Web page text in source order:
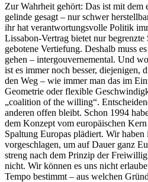
Zur Wahrheit gehört: Das ist mit dem
gelinde gesagt – nur schwer
ihr hat verantwortungsvolle Politik
Lissabon-Vertrag bietet nur
gebotene Vertiefung. Deshalb muss
gehen – intergouvernemental. Und
ist es immer noch besser, diejenigen,
den Weg – wie immer man das im
Geometrie oder flexible
„coalition of the willing“.
anderen offen bleibt. Schon 1994
dem Konzept vom europäischen
Spaltung Europas plädiert. Wir
vorgeschlagen, um auf Dauer ganz
streng nach dem Prinzip der
nicht. Wir können es uns nicht
Tempo bestimmt – aus welchen